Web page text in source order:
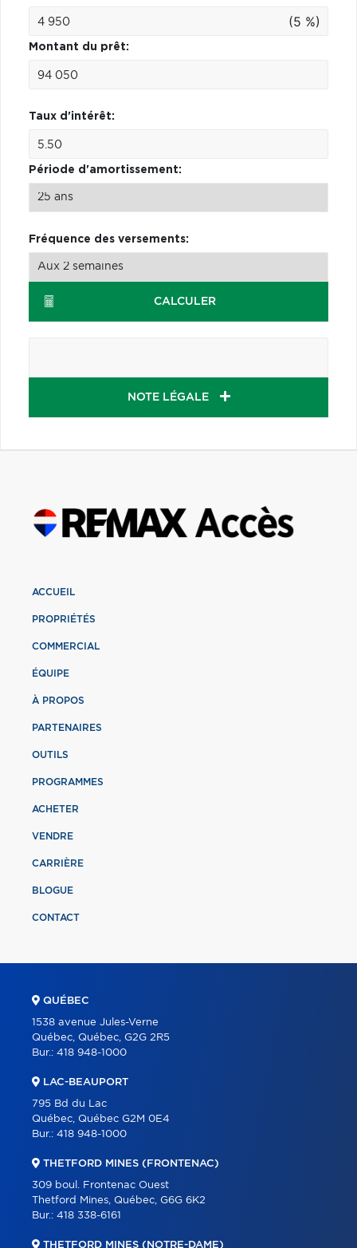
(5 %)
Montant du prêt:
Taux d'intérêt:
Période d'amortissement:
Fréquence des versements:
CALCULER
NOTE LÉGALE
ACCUEIL
PROPRIÉTÉS
COMMERCIAL
ÉQUIPE
À PROPOS
PARTENAIRES
OUTILS
PROGRAMMES
ACHETER
VENDRE
CARRIÈRE
BLOGUE
CONTACT
QUÉBEC
1538 avenue Jules-Verne
Québec, Québec, G2G 2R5
Bur.: 418 948-1000
LAC-BEAUPORT
795 Bd du Lac
Québec, Québec G2M 0E4
Bur.: 418 948-1000
THETFORD MINES (FRONTENAC)
309 boul. Frontenac Ouest
Thetford Mines, Québec, G6G 6K2
Bur.: 418 338-6161
THETFORD MINES (NOTRE-DAME)